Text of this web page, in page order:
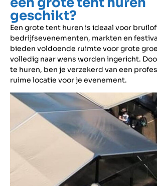
geschikt?
Een grote tent huren is ideaal voor
bedrijfsevenementen, markten en
bieden voldoende ruimte voor grote
volledig naar wens worden ingericht.
te huren, ben je verzekerd van een
ruime locatie voor je evenement.